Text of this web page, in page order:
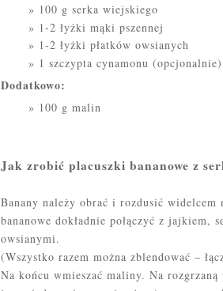
100 g serka wiejskiego
1-2 łyżki mąki pszennej
1-2 łyżki płatków owsianych
1 szczypta cynamonu (opcjonalnie)
Dodatkowo:
100 g malin
Jak zrobić placuszki bananowe z
Banany należy obrać i rozdusić
bananowe dokładnie połączyć z jajkiem,
owsianymi.
(Wszystko razem można zblendować –
Na końcu wmieszać maliny. Na